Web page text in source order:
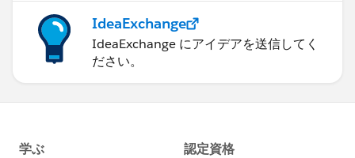
IdeaExchange
IdeaExchange にアイデアを送信してく
ださい。